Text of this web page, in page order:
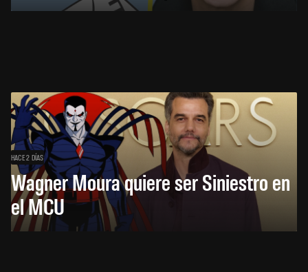
HACE 2 DÍAS
Wagner Moura quiere ser Siniestro en
el MCU